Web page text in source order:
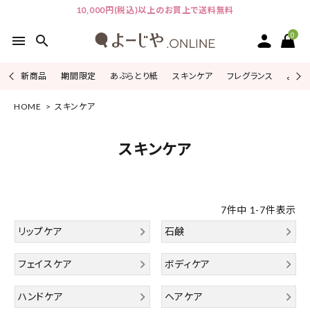
10,000円(税込)以上のお買上で送料無料
menu search 0
新商品 期間限定 あぶらとり紙 スキンケア フレグランス よじ
ACCOUNT MENU
カテゴリーから探す
シリーズから探す
よーじやについて
HOME スキンケア
スキンケア
7件中 1 -7件表示
リップケア
石鹸
フェイスケア ボディケア
ハンドケア ヘアケア